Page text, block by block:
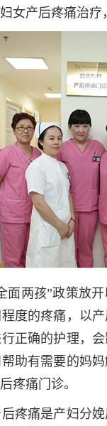
女产后疼痛治疗
面两孩”政策放
度的疼痛，以
正确的护理，
助有需要的妈
疼痛门诊。
疼痛是产妇分